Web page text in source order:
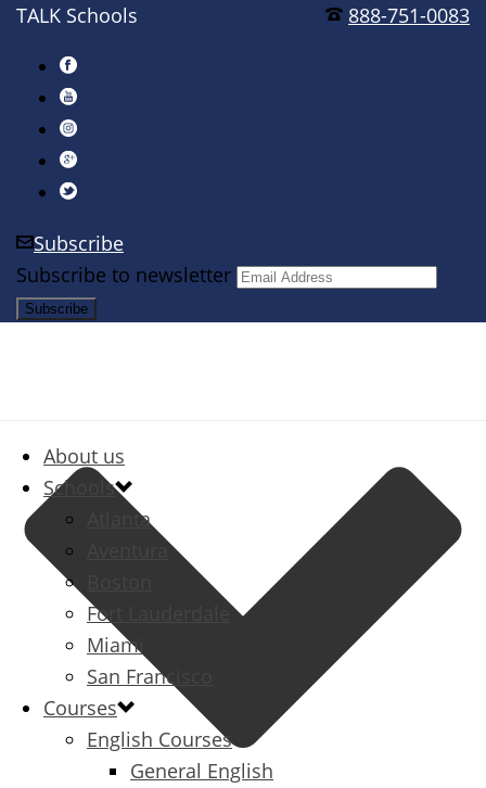
888-751-0083
TALK Schools
Subscribe
Subscribe to newsletter
About us
Schools
Atlanta
Aventura
Fort Lauderdale
Miami
San Francisco
Courses
English Courses
General English